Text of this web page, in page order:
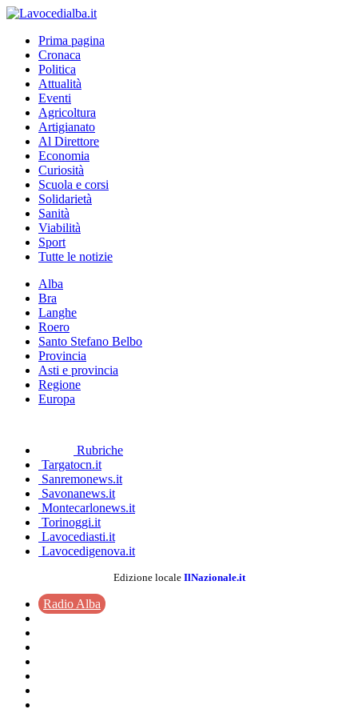
Prima pagina
Cronaca
Politica
Attualità
Eventi
Agricoltura
Artigianato
Al Direttore
Economia
Curiosità
Scuola e corsi
Solidarietà
Sanità
Viabilità
Sport
Tutte le notizie
Alba
Bra
Langhe
Roero
Santo Stefano Belbo
Provincia
Asti e provincia
Regione
Europa
Rubriche
Targatocn.it
Sanremonews.it
Savonanews.it
Montecarlonews.it
Torinoggi.it
Lavocediasti.it
Lavocedigenova.it
Edizione locale IlNazionale.it
Radio Alba